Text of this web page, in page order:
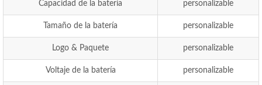
Capacidad de la batería personalizable
Tamaño de la batería personalizable
Logo & Paquete personalizable
Voltaje de la batería personalizable